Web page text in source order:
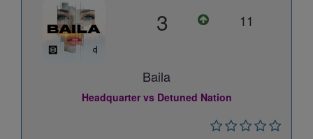
3 11
Baila
Headquarter vs Detuned Nation